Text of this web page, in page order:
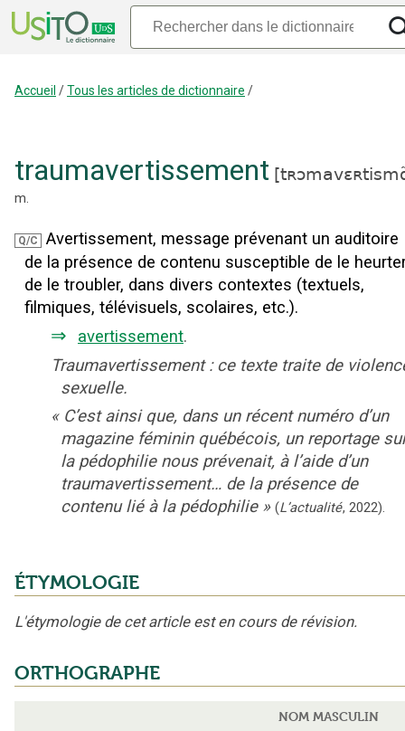
Accueil /Tous les articles de dictionnaire /
traumavertissement [
m.
Q/C
Avertissement, message prévenant un auditoire
de la présence de contenu susceptible de le
de le troubler, dans divers contextes (textuels,
filmiques, télévisuels, scolaires, etc.).
⇒ avertissement.
Traumavertissement : ce texte traite de
sexuelle.
« C’est ainsi que, dans un récent numéro d’un
magazine féminin québécois, un reportage
la pédophilie nous prévenait, à l’aide d’un
traumavertissement… de la présence de
contenu lié à la pédophilie » (L’actualité, 2022).
ÉTYMOLOGIE
L'étymologie de cet article est en cours de révision.
ORTHOGRAPHE
NOM MASCULIN